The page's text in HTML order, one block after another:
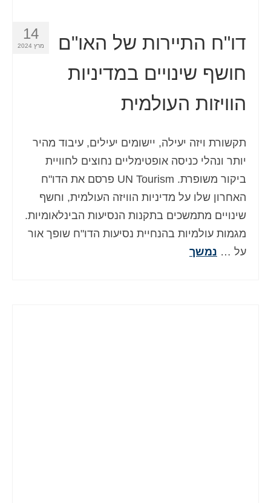
14
מרץ 2024
דו"ח התיירות של האו"ם
חושף שינויים במדיניות
הוויזות העולמית
תקשורת ויזה יעילה, יישומים יעילים, עיבוד מהיר
יותר ונהלי כניסה אופטימליים נחוצים לחוויית
ביקור משופרת. UN Tourism פרסם את הדו"ח
האחרון שלו על מדיניות הוויזה העולמית, וחשף
שינויים מתמשכים בתקנות הנסיעות הבינלאומיות.
מגמות עולמיות בהנחיית נסיעות הדו"ח שופך אור
על … נמשך